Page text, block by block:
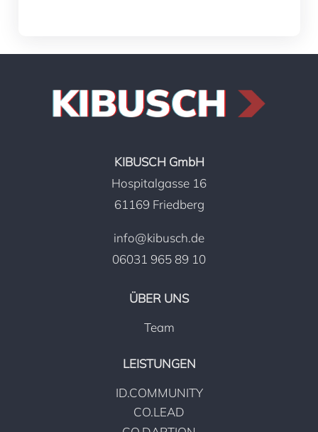
KIBUSCH GmbH
Hospitalgasse 16
61169 Friedberg
info@kibusch.de
06031 965 89 10
ÜBER UNS
Team
LEISTUNGEN
ID.COMMUNITY
CO.LEAD